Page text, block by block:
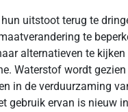
uitstoot terug te
te
alternatieven te kijken
Waterstof wordt
in de verduurzaming
gebruik ervan is nieuw